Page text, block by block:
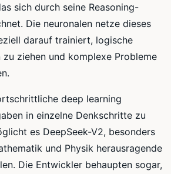
sich durch seine Reasoning-
Die neuronalen netze dieses
darauf trainiert, logische
zu ziehen und komplexe Probleme
deep learning
in einzelne Denkschritte zu
es DeepSeek-V2, besonders
und Physik herausragende
Die Entwickler behaupten sogar,